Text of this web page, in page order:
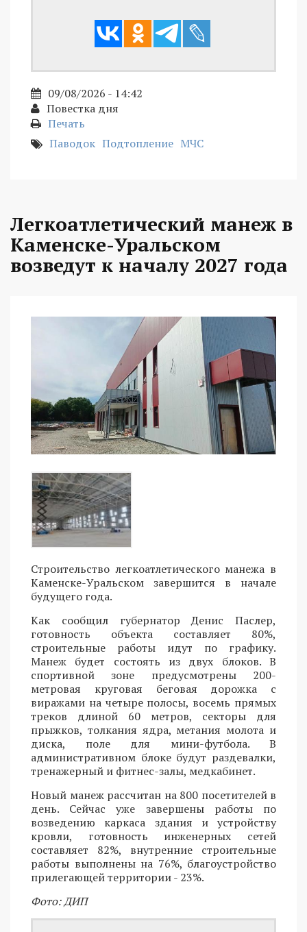
09/08/2026 - 14:42
Повестка дня
Печать
Паводок Подтопление МЧС
Легкоатлетический манеж в
Каменске-Уральском
возведут к началу 2027 года
Строительство легкоатлетического манежа в
Каменске-Уральском завершится в начале
будущего года.
Как сообщил губернатор Денис Паслер,
готовность объекта составляет 80%,
строительные работы идут по графику.
Манеж будет состоять из двух блоков. В
спортивной зоне предусмотрены 200-
метровая круговая беговая дорожка с
виражами на четыре полосы, восемь прямых
треков длиной 60 метров, секторы для
прыжков, толкания ядра, метания молота и
диска, поле для мини-футбола. В
административном блоке будут раздевалки,
тренажерный и фитнес-залы, медкабинет.
Новый манеж рассчитан на 800 посетителей в
день. Сейчас уже завершены работы по
возведению каркаса здания и устройству
кровли, готовность инженерных сетей
составляет 82%, внутренние строительные
работы выполнены на 76%, благоустройство
прилегающей территории - 23%.
Фото: ДИП